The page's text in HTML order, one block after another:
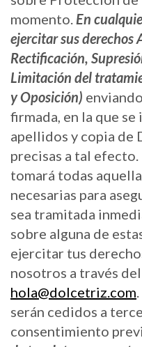
momento. En
ejercitar sus derechos
Rectificación,
Limitación del
y Oposición)
firmada, en la que se
apellidos y copia de
precisas a tal
tomará todas
necesarias para
sea tramitada
sobre alguna de
ejercitar tus
nosotros a través
hola@dolcetriz.com
serán cedidos a
consentimiento